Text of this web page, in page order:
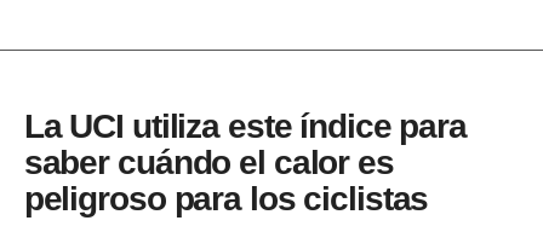
La UCI utiliza este índice para
saber cuándo el calor es
peligroso para los ciclistas